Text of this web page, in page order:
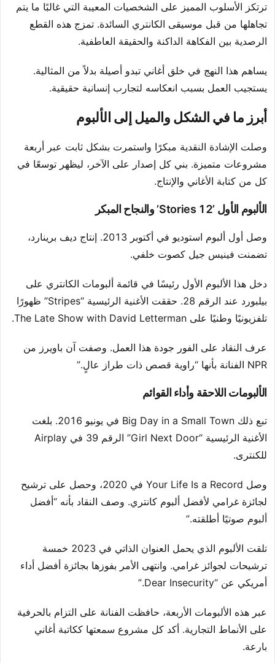
ترتكز الأسلوب المميز على الشخصيات المعيبة التي غالبًا ما يتم
تجاهلها من قبل موسيقى الكانتري السائدة. تمزج هذه القطع
الرصدية بين الفكاهة الداكنة والحقيقة العاطفية.
يساهم هذا النهج في خلق أغاني تبدو أصيلة بدلاً من المثالية.
يستجيب العمل بسبب انعكاسه لتجارب إنسانية حقيقية.
أبرز ما في الشكل والميل إلى الألبوم
وصلت الإشادة النقدية مبكرًا واستمرت بشكل ثابت عبر أربعة
مشروعات متميزة. بني كل إصدار على الآخر، ليظهر توسعًا في
كل من كتابة الأغاني والإنتاج.
الألبوم الأول ’12 Stories’ والنجاح المبكر
وصل أول ألبوم استوديو في أكتوبر 2013. إنتاج ديف برينارد،
تضمنت فينيس جيل كصوت خلفي.
دخل هذا الألبوم الأول رئيسًا في قائمة ألبومات الكانتري على
بيلبورد عند الرقم 28. حققت الأغنية الرئيسية “Stripes” ظهورًا
تلفزيونيًا وطنيًا على The Late Show with David Letterman.
عرف النقاد على الفور جودة هذا العمل. وصفت آن باويرز من
NPR الفنانة بأنها “راوية قصص ذات طراز عالٍ.”
الألبومات اللاحقة وأداء القوائم
تبع ذلك Big Day in a Small Town في يونيو 2016. بلغت
الأغنية الرئيسية “Girl Next Door” الرقم 39 في Airplay
للكنترى.
وصل Your Life Is a Record في 2020، وحصل على ترشيح
لجائزة غرامي لأفضل ألبوم كانتري. وصف النقاد بأنه “أفضل
ألبوم صوتيًا أطلقته.”
تلقت الألبوم الذي يحمل العنوان الذاتي في 2023 خمسة
ترشيحات لجوائز غرامي. وانتهى الأمر بفوزها بجائزة أفضل أداء
أمريكي عن “Dear Insecurity.”
عبر هذه الألبومات الأربعة، حافظت الفنانة على التزام بالحرفية
على الأنماط التجارية. أكد كل مشروع سمعتها ككاتبة أغاني
بارعة.